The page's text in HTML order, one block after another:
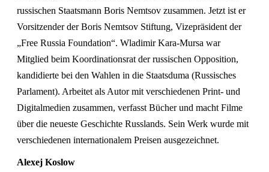
russischen Staatsmann Boris Nemtsov zusammen. Jetzt ist er
Vorsitzender der Boris Nemtsov Stiftung, Vizepräsident der
„Free Russia Foundation“. Wladimir Kara-Mursa war
Mitglied beim Koordinationsrat der russischen Opposition,
kandidierte bei den Wahlen in die Staatsduma (Russisches
Parlament). Arbeitet als Autor mit verschiedenen Print- und
Digitalmedien zusammen, verfasst Bücher und macht Filme
über die neueste Geschichte Russlands. Sein Werk wurde mit
verschiedenen internationalem Preisen ausgezeichnet.
Alexej Koslow